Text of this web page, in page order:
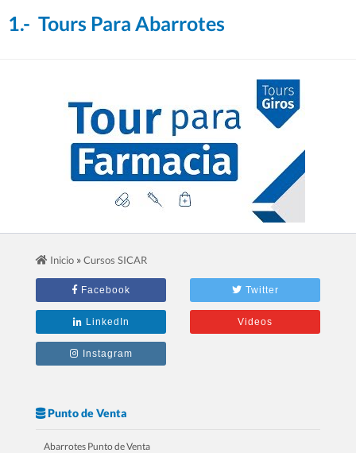
1.- Tours Para Abarrotes
Inicio »Cursos SICAR
Facebook Twitter
LinkedIn Videos
Instagram
Punto de Venta
Abarrotes Punto de Venta